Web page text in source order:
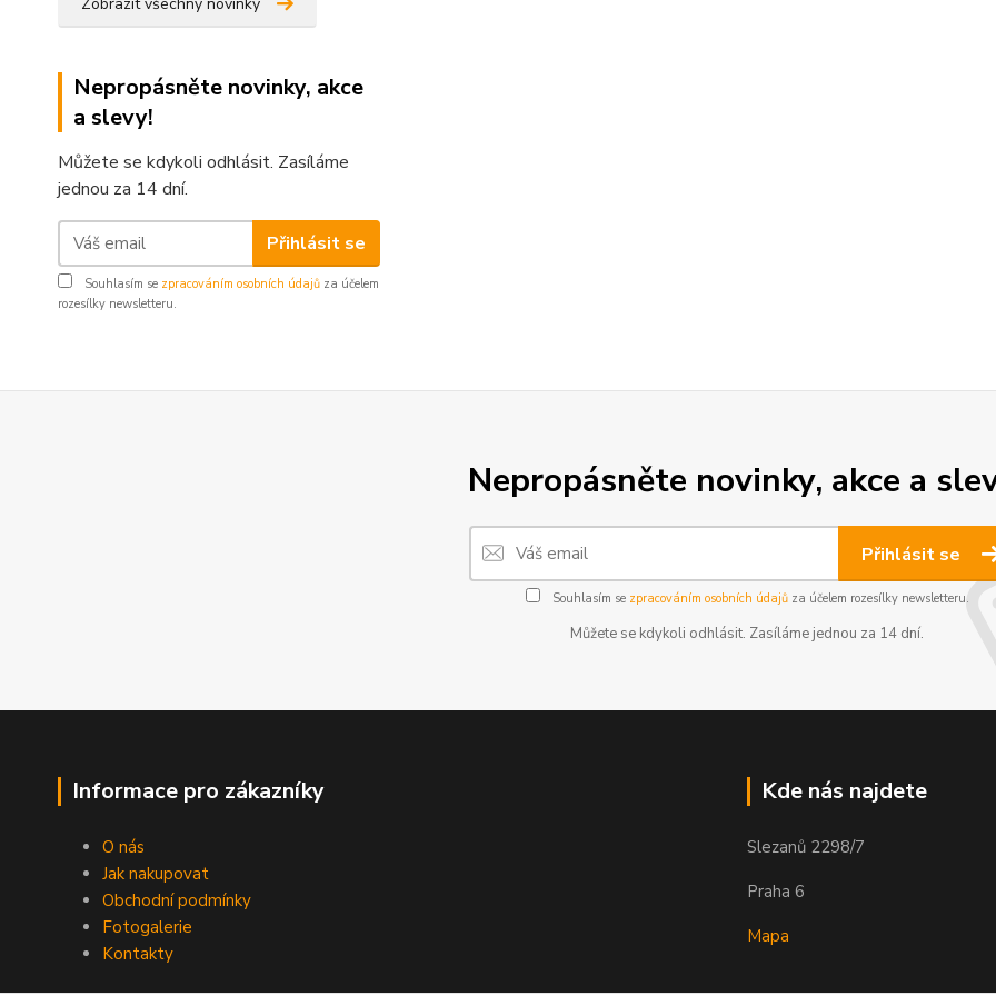
Nepropásněte novinky, akce
a slevy!
Můžete se kdykoli odhlásit. Zasíláme
jednou za 14 dní.
Přihlásit se
Souhlasím se zpracováním osobních údajů za účelem
rozesílky newsletteru.
Nepropásněte novinky, akce a
Přihlásit se
Souhlasím se zpracováním osobních údajůza účelem rozesílky newsletteru.
Můžete se kdykoli odhlásit. Zasíláme jednou za 14 dní.
Informace pro zákazníky
O nás
Jak nakupovat
Obchodní podmínky
Fotogalerie
Kontakty
Kde nás najdete
Slezanů 2298/7
Praha 6
Mapa